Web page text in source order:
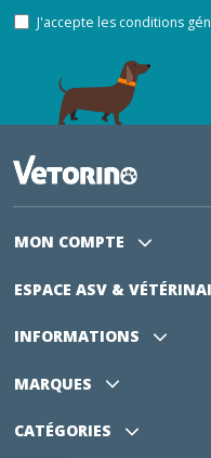
J'accepte les conditions
MON COMPTE
ESPACE ASV &
INFORMATIONS
MARQUES
CATÉGORIES